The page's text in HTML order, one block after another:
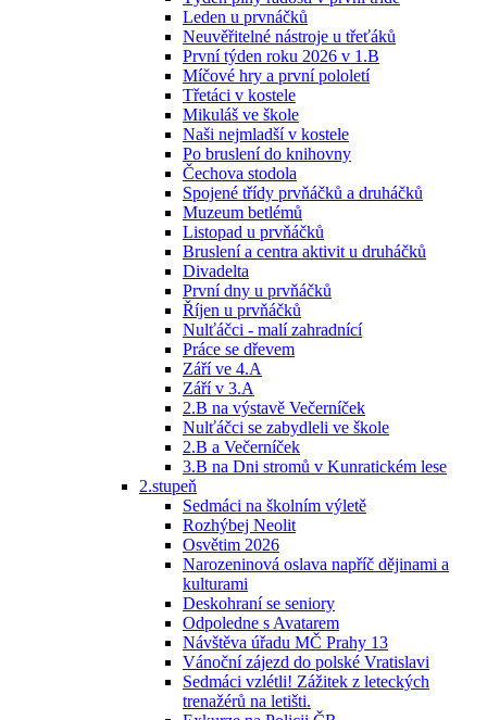
Leden u prvnáčků
Neuvěřitelné nástroje u třeťáků
První týden roku 2026 v 1.B
Míčové hry a první pololetí
Třetáci v kostele
Mikuláš ve škole
Naši nejmladší v kostele
Po bruslení do knihovny
Čechova stodola
Spojené třídy prvňáčků a druháčků
Muzeum betlémů
Listopad u prvňáčků
Bruslení a centra aktivit u druháčků
Divadelta
První dny u prvňáčků
Říjen u prvňáčků
Nulťáčci - malí zahradnící
Práce se dřevem
Září ve 4.A
Září v 3.A
2.B na výstavě Večerníček
Nulťáčci se zabydleli ve škole
2.B a Večerníček
3.B na Dni stromů v Kunratickém lese
2.stupeň
Sedmáci na školním výletě
Rozhýbej Neolit
Osvětim 2026
Narozeninová oslava napříč dějinami a
kulturami
Deskohraní se seniory
Odpoledne s Avatarem
Návštěva úřadu MČ Prahy 13
Vánoční zájezd do polské Vratislavi
Sedmáci vzlétli! Zážitek z leteckých
trenažérů na letišti.